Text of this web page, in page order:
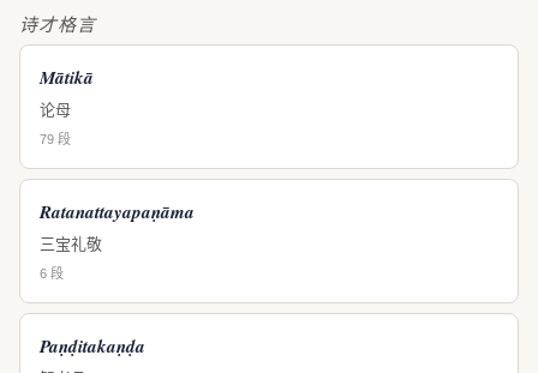
诗才格言
Mātikā
论母
79 段
Ratanattayapaṇāma
三宝礼敬
6 段
Paṇḍitakaṇḍa